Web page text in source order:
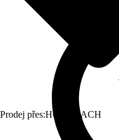
Prodej přes:HORNBACH